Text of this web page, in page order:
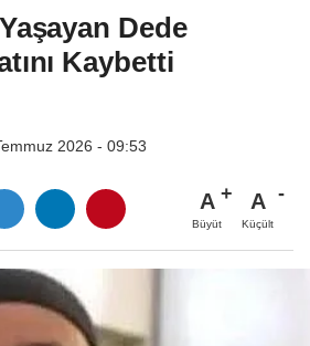
Dede
Kaybetti
2026 - 09:53
A
Büyüt
A
Küçült